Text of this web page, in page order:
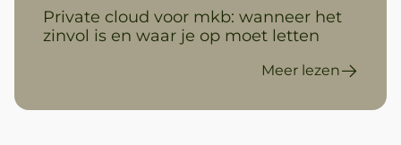
Private cloud voor mkb: wanneer het
zinvol is en waar je op moet letten
Meer lezen